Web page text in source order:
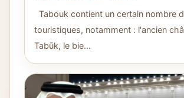
Tabouk contient un certain nombre
touristiques, notamment : l'ancien
Tabūk, le bie...